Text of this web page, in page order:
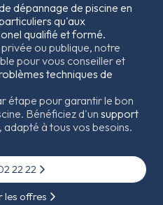
dépannage de piscine en
qu'aux
qualifié et formé.
ou publique, notre
pour vous conseiller et
techniques de
étape pour garantir le bon
Bénéficiez d'un support
, adapté à tous vos besoins.
22 22
les offres